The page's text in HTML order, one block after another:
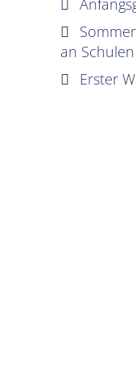
an Schulen
Erster